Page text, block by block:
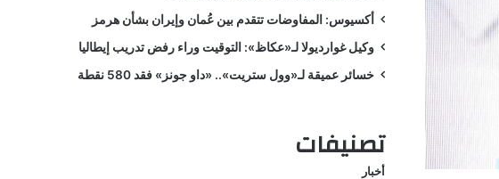
أكسيوس: المفاوضات تتقدم بين عُمان وإيران بشأن هرمز
وكيل غوارديولا لـ«عكاظ»: التوقيت وراء رفض تدريب إيطاليا
خسائر عميقة لـ«وول ستريت».. «داو جونز» فقد 580 نقطة
تصنيفات
أخبار